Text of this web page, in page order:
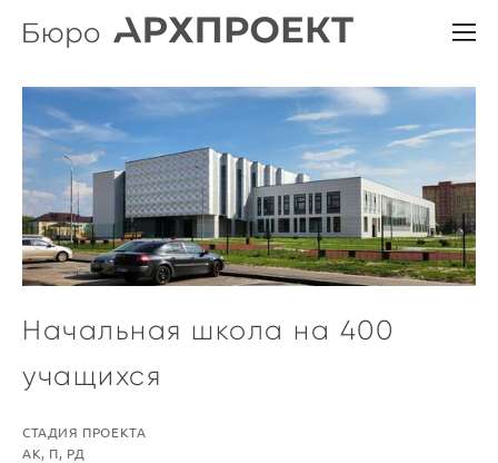
Начальная школа на 400
учащихся
СТАДИЯ ПРОЕКТА
АК, П, РД